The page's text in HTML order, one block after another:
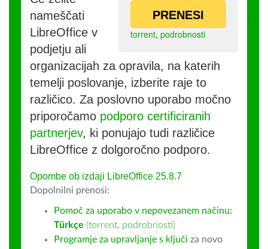
PRENESI
torrent, podrobnosti
nameščati
LibreOffice v
podjetju ali
organizacijah za opravila, na katerih
temelji poslovanje, izberite raje to
različico. Za poslovno uporabo močno
priporočamo podporo certificiranih
partnerjev, ki ponujajo tudi različice
LibreOffice z dolgoročno podporo.
Opombe ob izdaji LibreOffice 25.8.7
Dopolnilni prenosi:
Pomoč za uporabo v nepovezanem načinu:
Türkçe (torrent, podrobnosti)
Programje za upravljanje s ključi za novo